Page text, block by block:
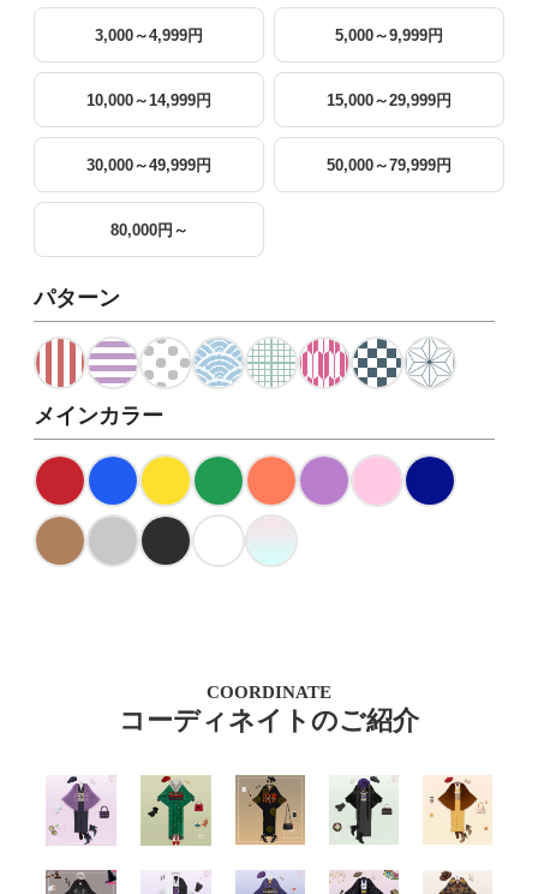
3,000～4,999円 5,000～9,999円
10,000～14,999円 15,000～29,999円
30,000～49,999円 50,000～79,999円
80,000円～
パターン
メインカラー
COORDINATE
コーディネイトのご紹介